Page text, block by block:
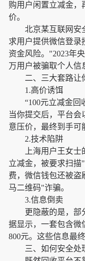
购用户闲置立减金，
价。
北京某互联网安全
求用户提供微信登录
资金风险。"2023年
万用户被骗取个人信
二、三大套路让
1.高价诱饵
“100元立减金回收
当你提交后，平台
意压价，最终到手可
2.技术陷阱
上海用户王女士的
立减金，被要求扫
费，微信钱包还被盗
马二维码"诈骗。
3.信息倒卖
更隐蔽的是，部分
据显示，一套包含微
800元。这些信息最
三、如何安全处理